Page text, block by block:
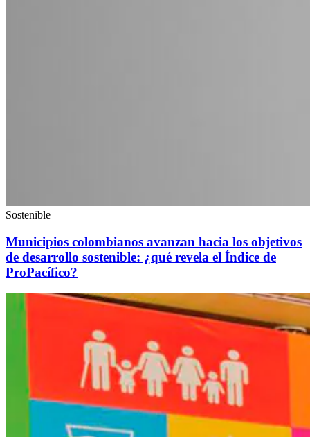
Sostenible
Municipios colombianos avanzan hacia los objetivos
de desarrollo sostenible: ¿qué revela el Índice de
ProPacífico?